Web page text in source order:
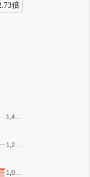
倍
1,0…
1,2…
1,4…